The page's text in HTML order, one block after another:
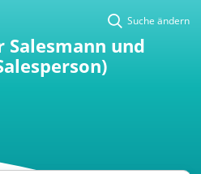
Suche ändern
Salesmann und